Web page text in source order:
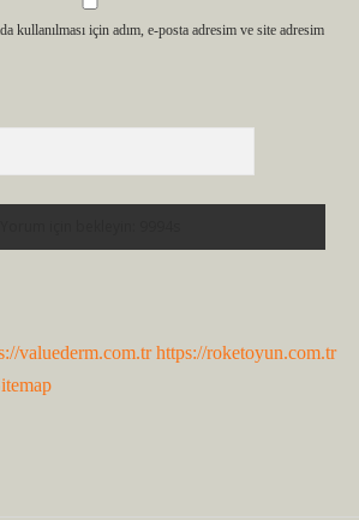
kullanılması için adım, e-posta adresim ve site adresim
valuederm.com.tr https://roketoyun.com.tr